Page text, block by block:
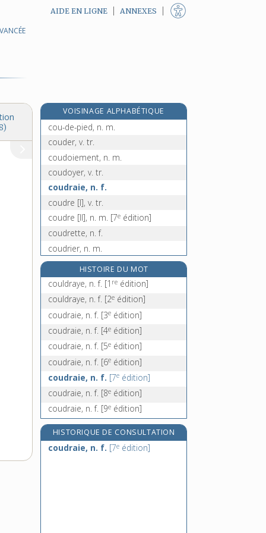
AIDE EN LIGNE ANNEXES
VOISINAGE ALPHABÉTIQUE
coudée, n. f.
cou-de-pied, n. m.
couder, v. tr.
coudoiement, n. m.
coudoyer, v. tr.
coudraie, n. f.
coudre [I], v. tr.
coudre [II], n. m. [7e édition]
coudrette, n. f.
coudrier, n. m.
couenne, n. f.
couenneux, -euse, adj.
couette [I], n. f.
HISTOIRE DU MOT
couldraye, n. f. [1 re édition]
couldraye, n. f. [2e édition]
coudraie, n. f. [3e édition]
coudraie, n. f. [4e édition]
coudraie, n. f. [5e édition]
coudraie, n. f. [6e édition]
coudraie, n. f. [7e édition]
coudraie, n. f. [8e édition]
coudraie, n. f. [9e édition]
HISTORIQUE DE CONSULTATION
coudraie, n. f. [7e édition]